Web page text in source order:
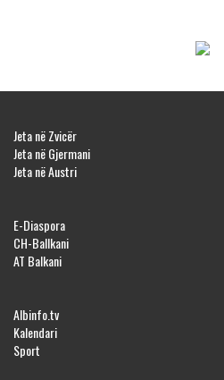
Jeta në Zvicër
Jeta në Gjermani
Jeta në Austri
E-Diaspora
CH-Ballkani
AT Balkani
Albinfo.tv
Kalendari
Sport